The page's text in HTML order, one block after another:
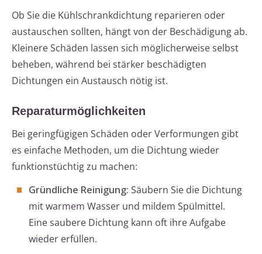
Ob Sie die Kühlschrankdichtung reparieren oder
austauschen sollten, hängt von der Beschädigung ab.
Kleinere Schäden lassen sich möglicherweise selbst
beheben, während bei stärker beschädigten
Dichtungen ein Austausch nötig ist.
Reparaturmöglichkeiten
Bei geringfügigen Schäden oder Verformungen gibt
es einfache Methoden, um die Dichtung wieder
funktionstüchtig zu machen:
Gründliche Reinigung: Säubern Sie die Dichtung
mit warmem Wasser und mildem Spülmittel.
Eine saubere Dichtung kann oft ihre Aufgabe
wieder erfüllen.